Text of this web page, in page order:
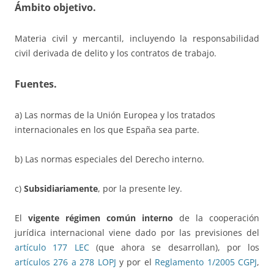
Ámbito objetivo.
Materia civil y mercantil, incluyendo la responsabilidad
civil derivada de delito y los contratos de trabajo.
Fuentes.
a) Las normas de la Unión Europea y los tratados
internacionales en los que España sea parte.
b) Las normas especiales del Derecho interno.
c) Subsidiariamente, por la presente ley.
El vigente régimen común interno de la cooperación
jurídica internacional viene dado por las previsiones del
artículo 177 LEC(que ahora se desarrollan), por los
artículos 276 a 278 LOPJ y por el Reglamento 1/2005 CGPJ,